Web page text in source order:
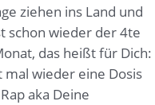
ziehen ins Land und
schon wieder der 4te
das heißt für Dich:
mal wieder eine Dosis
aka Deine